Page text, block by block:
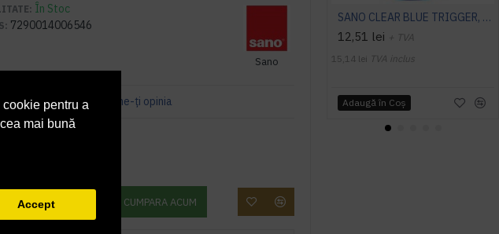
pentru a
mai bună
Accept
În Stoc
7290014006546
Sano
Bazată pe 0 note. Spune-ţi opinia
ADAUGĂ ÎN COŞ CUMPARA ACUM
SANO CLEAR BLUE TRIGGER, 1l, detergent geam
12,51 lei + TVA
15,14 lei TVA inclus
Adaugă în Coş